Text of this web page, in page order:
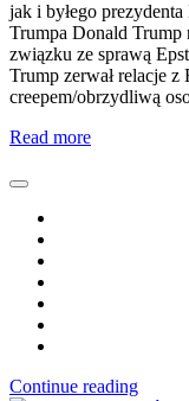
jak i byłego
Trumpa Donald Trump
związku ze sprawą
Trump zerwał relacje
creepem/obrzydliwą
Read more
Continue reading